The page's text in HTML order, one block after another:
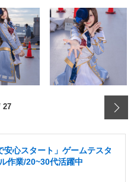
27
安心スタート」ゲームテスタ
作業/20~30代活躍中